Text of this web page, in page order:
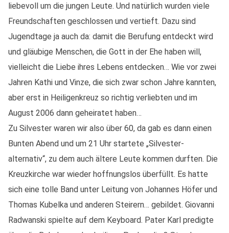
liebevoll um die jungen Leute. Und natürlich wurden viele
Freundschaften geschlossen und vertieft. Dazu sind
Jugendtage ja auch da: damit die Berufung entdeckt wird
und gläubige Menschen, die Gott in der Ehe haben will,
vielleicht die Liebe ihres Lebens entdecken… Wie vor zwei
Jahren Kathi und Vinze, die sich zwar schon Jahre kannten,
aber erst in Heiligenkreuz so richtig verliebten und im
August 2006 dann geheiratet haben…
Zu Silvester waren wir also über 60, da gab es dann einen
Bunten Abend und um 21 Uhr startete „Silvester-
alternativ“, zu dem auch ältere Leute kommen durften. Die
Kreuzkirche war wieder hoffnungslos überfüllt. Es hatte
sich eine tolle Band unter Leitung von Johannes Höfer und
Thomas Kubelka und anderen Steirern… gebildet. Giovanni
Radwanski spielte auf dem Keyboard. Pater Karl predigte